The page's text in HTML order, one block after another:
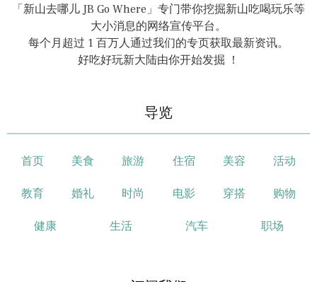
「新山去哪儿 JB Go Where」专门带你挖掘新山吃喝玩乐等
大小消息的网络宣传平台。
每个月超过 1 百万人通过我们的专页获取最新资讯。
好吃好玩新大陆由你开始发掘 ！
导览
首页 美食 旅游 住宿 美容 活动
教育 婚礼 时尚 电影 穿搭 购物
健康 生活 汽车 职场